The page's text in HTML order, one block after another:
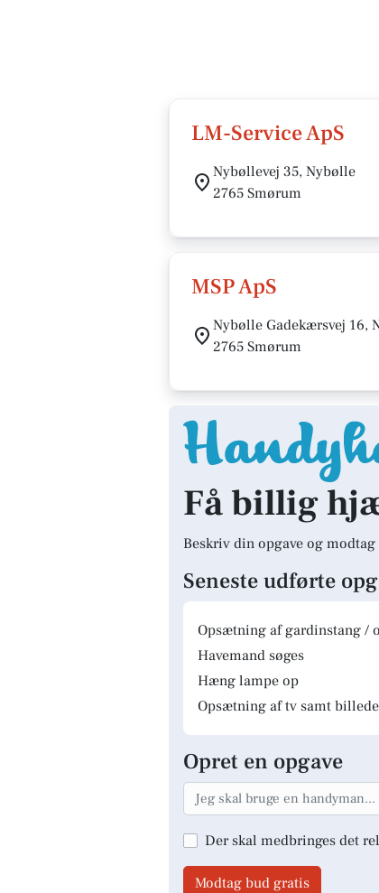
LM-Service ApS
Nybøllevej 35, Nybølle
2765 Smørum
MSP ApS
Nybølle Gadekærsvej 16,
2765 Smørum
Få billig
Beskriv din opgave og
Seneste udførte
Opsætning af gardinstang /
Havemand søges
Hæng lampe op
Opsætning af tv samt
Opret en opgave
Der skal medbringes det
Modtag bud gratis